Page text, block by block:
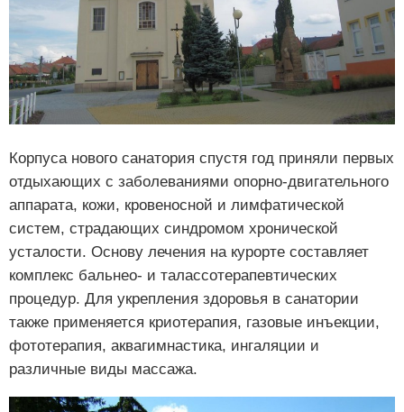
Корпуса нового санатория спустя год приняли первых
отдыхающих с заболеваниями опорно-двигательного
аппарата, кожи, кровеносной и лимфатической
систем, страдающих синдромом хронической
усталости. Основу лечения на курорте составляет
комплекс бальнео- и талассотерапевтических
процедур. Для укрепления здоровья в санатории
также применяется криотерапия, газовые инъекции,
фототерапия, аквагимнастика, ингаляции и
различные виды массажа.